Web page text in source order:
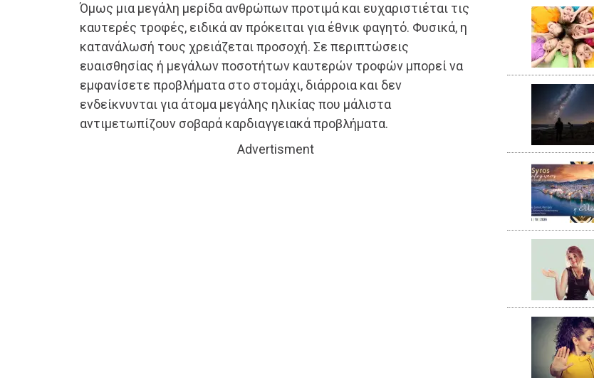
Όμως μια μεγάλη μερίδα ανθρώπων προτιμά και ευχαριστιέται τις
καυτερές τροφές, ειδικά αν πρόκειται για έθνικ φαγητό. Φυσικά, η
κατανάλωσή τους χρειάζεται προσοχή. Σε περιπτώσεις
ευαισθησίας ή μεγάλων ποσοτήτων καυτερών τροφών μπορεί να
εμφανίσετε προβλήματα στο στομάχι, διάρροια και δεν
ενδείκνυνται για άτομα μεγάλης ηλικίας που μάλιστα
αντιμετωπίζουν σοβαρά καρδιαγγειακά προβλήματα.
Advertisment